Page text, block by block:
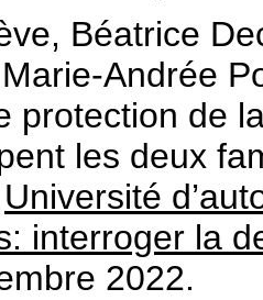
Béatrice
Andrée
protection de
les deux
Université
interroger la
2022.